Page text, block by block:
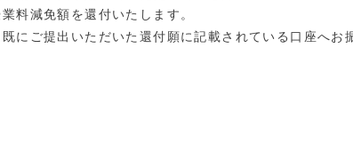
料減免額を還付いたします。
にご提出いただいた還付願に記載されている口座へお